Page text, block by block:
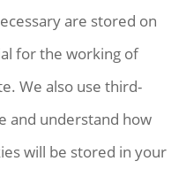
are stored on
for the working of
We also use third-
and understand how
will be stored in your